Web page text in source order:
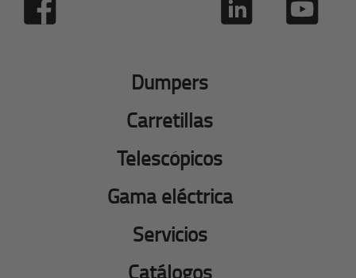
Dumpers
Carretillas
Telescópicos
Gama eléctrica
Servicios
Catálogos